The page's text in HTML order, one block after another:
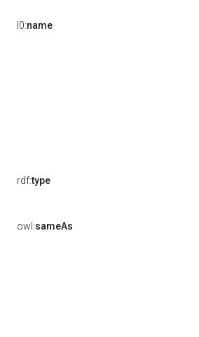
l0:name
rdf:type
owl:sameAs